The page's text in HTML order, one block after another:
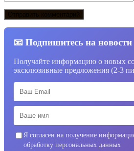
📧 Подпишитесь на новости
Получайте информацию о новых
эксклюзивные предложения (2-3
Я согласен на получение
обработку персональных данных